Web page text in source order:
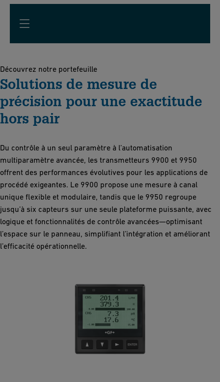
Découvrez notre portefeuille
Solutions de mesure de
précision pour une exactitude
hors pair
Du contrôle à un seul paramètre à l’automatisation
multiparamètre avancée, les transmetteurs 9900 et 9950
offrent des performances évolutives pour les applications de
procédé exigeantes. Le 9900 propose une mesure à canal
unique flexible et modulaire, tandis que le 9950 regroupe
jusqu’à six capteurs sur une seule plateforme puissante, avec
logique et fonctionnalités de contrôle avancées—optimisant
l’espace sur le panneau, simplifiant l’intégration et améliorant
l’efficacité opérationnelle.